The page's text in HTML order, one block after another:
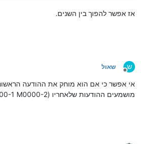
אז אפשר להפוך בין השנים.
ש
מנותק
שאול
מושמעים ההודעות שלאחריו (M0000-1 M0000-2 וכו')